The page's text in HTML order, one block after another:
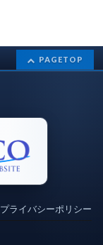
PAGETOP
プライバシーポリシー